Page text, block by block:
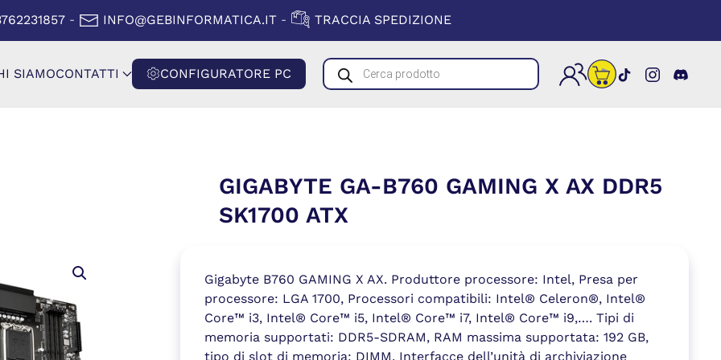
FINESTRA)
- INFO@GEBINFORMATICA.IT (SI APRE IN UNA NUOVA FINESTRA)
- TRACCIA SPEDIZIONE
SIAMOCONTATTI CONFIGURATORE PC
Products
search
(si apre in
(si apre
GIGABYTE GA-B760 GAMING X AX DDR5
SK1700 ATX
Gigabyte B760 GAMING X AX. Produttore processore: Intel, Presa per
processore: LGA 1700, Processori compatibili: Intel® Celeron®, Intel®
Core™ i3, Intel® Core™ i5, Intel® Core™ i7, Intel® Core™ i9,…. Tipi di
memoria supportati: DDR5-SDRAM, RAM massima supportata: 192 GB,
tipo di slot di memoria: DIMM. Interfacce dell’unità di archiviazione